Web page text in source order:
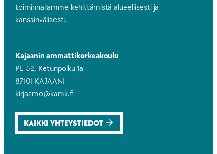
toiminnallamme kehittämistä alueellisesti ja
kansainvälisesti.
Kajaanin ammattikorkeakoulu
PL 52, Ketunpolku 1a
87101 KAJAANI
kirjaamo@kamk.fi
KAIKKI YHTEYSTIEDOT